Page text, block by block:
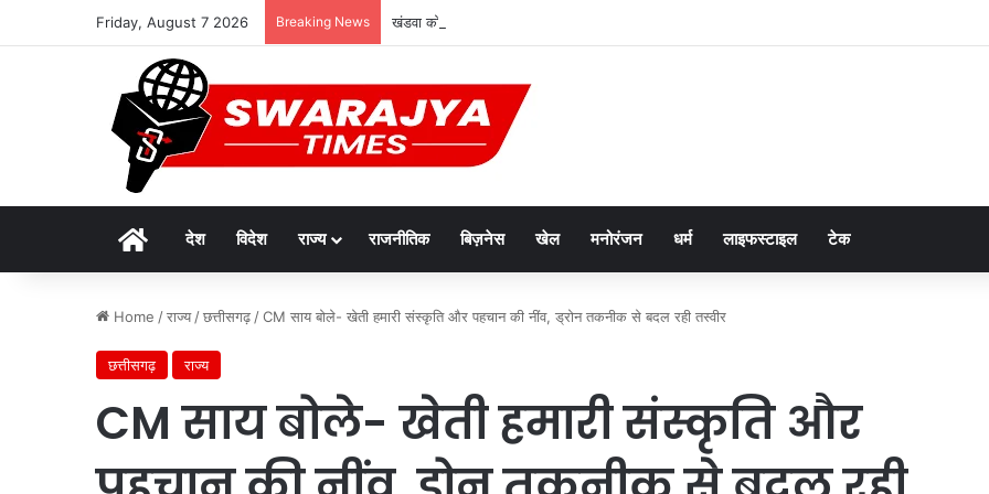
Friday, August 7 2026 Breaking News खंडवा को बड़ी रेल सौगात, पुणे-जबलपुर साप्ताहिक ट्रेन के ठहराव को मिली मंजूरी
Homeदेश विदेश राज्य राजनीतिक बिज़नेस खेल मनोरंजन धर्म लाइफस्टाइल टेक
Home /राज्य /छत्तीसगढ़ /CM साय बोले- खेती हमारी संस्कृति और पहचान की नींव, ड्रोन तकनीक से बदल रही तस्वीर
छत्तीसगढ़ राज्य
CM साय बोले- खेती हमारी संस्कृति और